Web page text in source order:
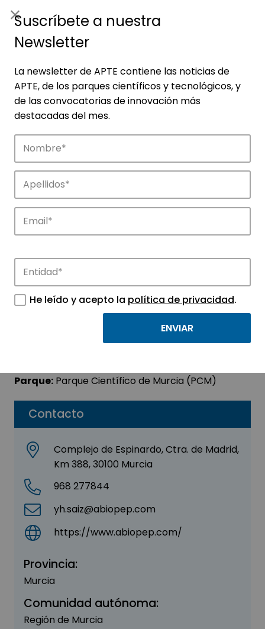
Empresas
Descubre las empresas que impulsan la
innovación en los parques de APTE.
Contacto
Complejo de Espinardo, Ctra. de Madrid,
Km 388, 30100 Murcia
968 277844
yh.saiz@abiopep.com
https://www.abiopep.com/
Provincia:
Murcia
Comunidad autónoma:
Región de Murcia
ABIOPEP, S.L.
AGROALIMENTACIÓN -
Parque: Parque Científico de Murcia (PCM)
Suscríbete a nuestra
Newsletter
La newsletter de APTE contiene las noticias de
APTE, de los parques científicos y tecnológicos, y
de las convocatorias de innovación más
destacadas del mes.
He leído y acepto la política de privacidad.